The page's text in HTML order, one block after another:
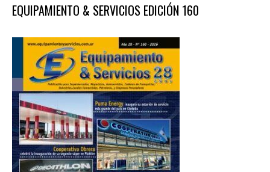
EQUIPAMIENTO & SERVICIOS EDICIÓN 160